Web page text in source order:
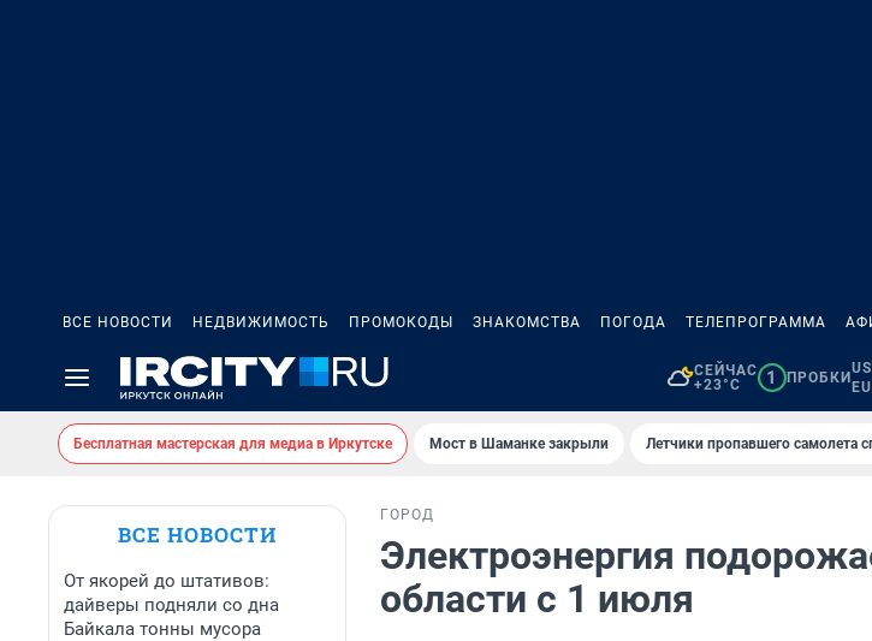
ВСЕ НОВОСТИ НЕДВИЖИМОСТЬ ПРОМОКОДЫ ЗНАКОМСТВА ПОГОДА ТЕЛЕПРОГРАММА
СЕЙЧАС
+23°C
1 ПРОБКИ
Бесплатная мастерская для медиа в Иркутске Мост в Шаманке закрыли Летчики пропавшего самолета
ВСЕ НОВОСТИ
От якорей до штативов:
дайверы подняли со дна
Байкала тонны мусора
ГОРОД
Электроэнергия
области с 1 июля